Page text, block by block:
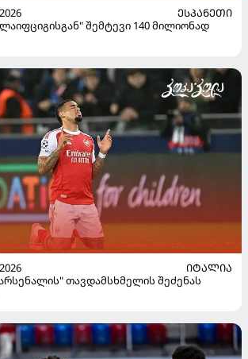
ᲔᲡᲞᲐᲜᲔᲗᲘ
შემტევი 140 მილიონად
ᲘᲢᲐᲚᲘᲐ
თავდამსხმელის შეძენას